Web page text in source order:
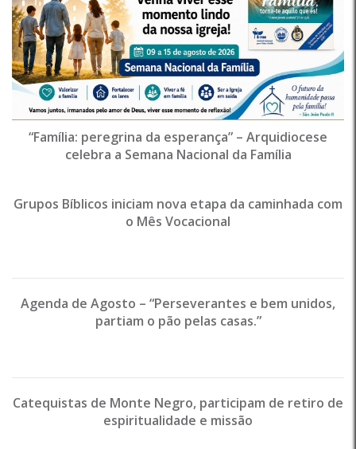
“Família: peregrina da esperança” – Arquidiocese
celebra a Semana Nacional da Família
Grupos Bíblicos iniciam nova etapa da caminhada com
o Mês Vocacional
Agenda de Agosto – “Perseverantes e bem unidos,
partiam o pão pelas casas.”
Catequistas de Monte Negro, participam de retiro de
espiritualidade e missão